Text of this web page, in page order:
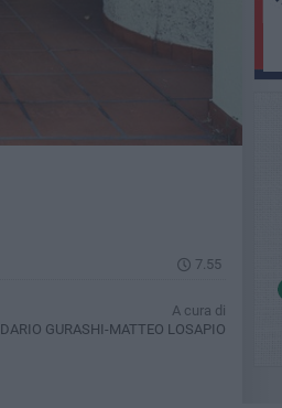
7.55
A cura di
DARIO GURASHI-MATTEO LOSAPIO